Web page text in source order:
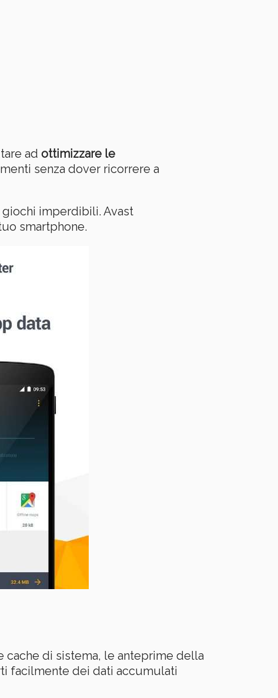
ad ottimizzare le
senza dover ricorrere a
imperdibili. Avast
smartphone.
cache di sistema, le anteprime della
facilmente dei dati accumulati